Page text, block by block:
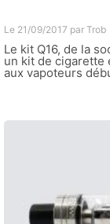
Le 21/09/2017 par Trob
Le kit Q16, de la
un kit de cigarette
aux vapoteurs